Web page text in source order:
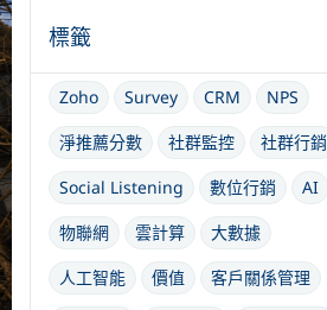
標籤
Zoho Survey CRM
NPS
淨推薦分數
社群監控
社群行銷
Social Listening
數位行銷
AI
物聯網
雲計算
大數據
人工智能
價值
客戶關係管理